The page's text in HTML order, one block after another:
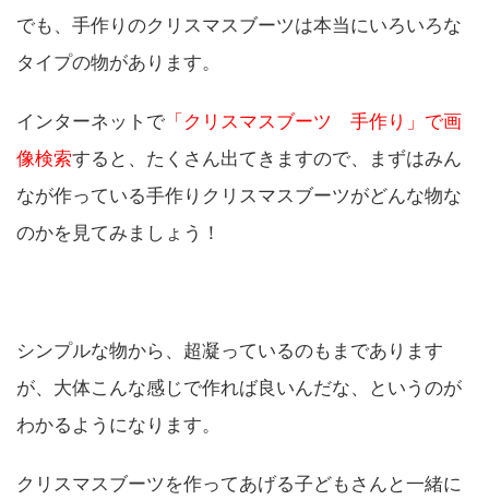
でも、手作りのクリスマスブーツは本当にいろいろな
タイプの物があります。
インターネットで 「クリスマスブーツ 手作り」で画
像検索すると、たくさん出てきますので、まずはみん
なが作っている手作りクリスマスブーツがどんな物な
のかを見てみましょう！
シンプルな物から、超凝っているのもまであります
が、大体こんな感じで作れば良いんだな、というのが
わかるようになります。
クリスマスブーツを作ってあげる子どもさんと一緒に